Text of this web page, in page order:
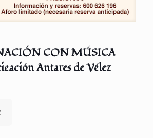
CON MÚSICA
Antares de Vélez